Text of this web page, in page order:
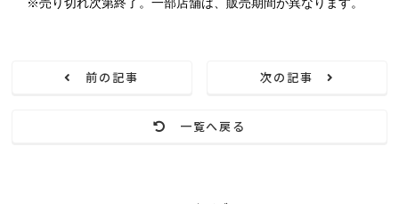
※売り切れ次第終了。一部店舗は、販売期間が異なります。
前の記事
一覧へ戻る
次の記事